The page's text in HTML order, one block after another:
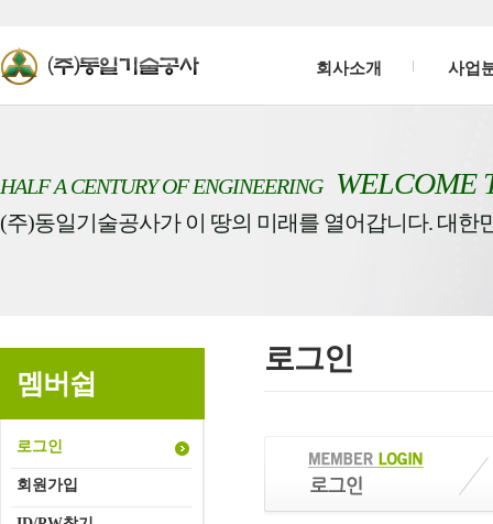
회사소개 사업
HALF A CENTURY OF ENGINEERINGWELCOME
(주)동일기술공사가 이 땅의 미래를 열어갑니다. 대한
멤버쉽
로그인
회원가입
로그인